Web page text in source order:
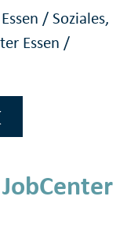
/Soziales,
Essen /